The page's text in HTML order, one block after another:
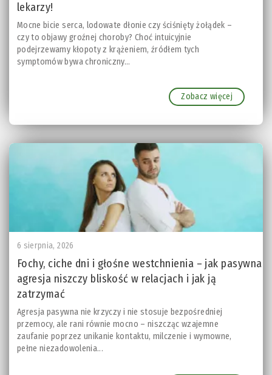
lekarzy!
Mocne bicie serca, lodowate dłonie czy ściśnięty żołądek –
czy to objawy groźnej choroby? Choć intuicyjnie
podejrzewamy kłopoty z krążeniem, źródłem tych
symptomów bywa chroniczny...
Zobacz więcej
6 sierpnia, 2026
Fochy, ciche dni i głośne westchnienia – jak pasywna
agresja niszczy bliskość w relacjach i jak ją
zatrzymać
Agresja pasywna nie krzyczy i nie stosuje bezpośredniej
przemocy, ale rani równie mocno – niszcząc wzajemne
zaufanie poprzez unikanie kontaktu, milczenie i wymowne,
pełne niezadowolenia...